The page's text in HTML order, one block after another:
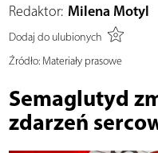
Redaktor: Milena Motyl
Dodaj do ulubionych
Źródło:Materiały prasowe
Semaglutyd
zdarzeń